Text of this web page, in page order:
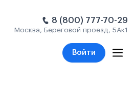
8 (800) 777-70-29
Москва, Береговой проезд, 5Ак1
Войти